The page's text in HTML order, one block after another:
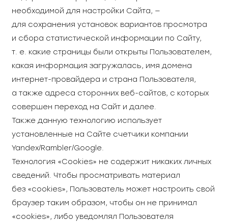
необходимой для настройки Сайта, —
для сохранения установок вариантов просмотра
и сбора статистической информации по Сайту,
т. е. какие страницы были открыты Пользователем,
какая информация загружалась, имя домена
интернет-провайдера и страна Пользователя,
а также адреса сторонних веб-сайтов, с которых
совершен переход на Сайт и далее.
Также данную технологию использует
установленные на Сайте счетчики компании
Yandex/Rambler/Google.
Технология «Cookies» не содержит никаких личных
сведений. Чтобы просматривать материал
без «cookies», Пользователь может настроить свой
браузер таким образом, чтобы он не принимал
«cookies», либо уведомлял Пользователя